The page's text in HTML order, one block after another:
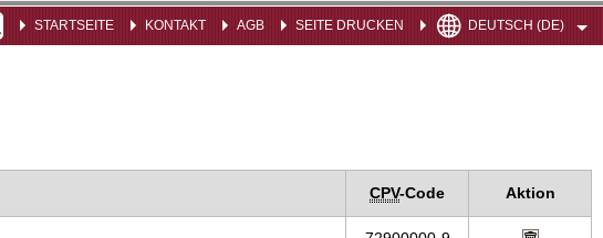
STARTSEITE KONTAKT AGB SEITE DRUCKEN DEUTSCH (DE)
CPV-Code Aktion